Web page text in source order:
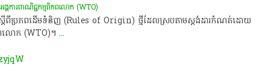
អង្គការ​ពាណិជ្ជកម្ម​ពិភពលោក (WTO) ​
ស្តី​ពី​ប្រភព​ដើម​ទំនិញ​ (Rules​ of​ Origin)​ ថ្មី​ដែល​ស្រប​តាម​ស្តង់ដារ​កំណត់​ដោយ​
ពលោក​ (WTO)​។​ ...